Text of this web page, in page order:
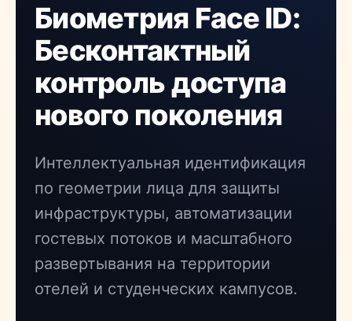
Биометрия Face ID:
Бесконтактный
контроль доступа
нового поколения
Интеллектуальная идентификация
по геометрии лица для защиты
инфраструктуры, автоматизации
гостевых потоков и масштабного
развертывания на территории
отелей и студенческих кампусов.